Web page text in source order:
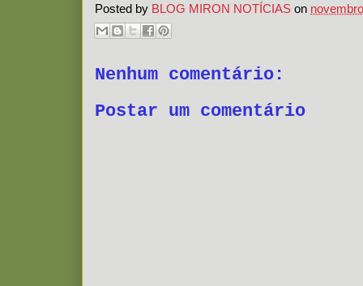
Posted by BLOG MIRON NOTÍCIAS on
Nenhum comentário:
Postar um comentário